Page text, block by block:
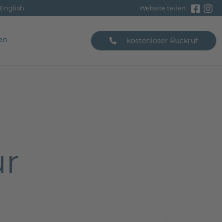
Website teilen
kostenloser Rückruf